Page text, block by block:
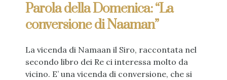
Parola della Domenica: “La
conversione di Naaman”
La vicenda di Namaan il Siro, raccontata nel
secondo libro dei Re ci interessa molto da
vicino. E’ una vicenda di conversione, che si